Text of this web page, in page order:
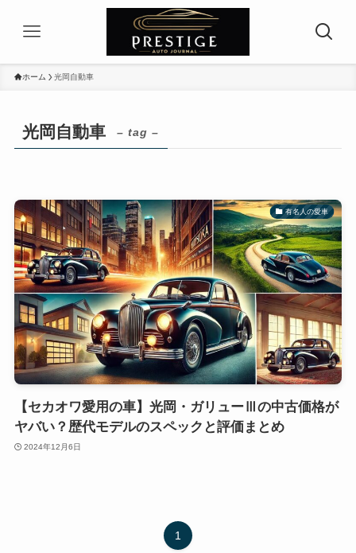
ホーム 光岡自動車
光岡自動車 – tag –
有名人の愛車
【セカオワ愛用の車】光岡・ガリューⅢの中古価格が
ヤバい？歴代モデルのスペックと評価まとめ
2024年12月6日
1